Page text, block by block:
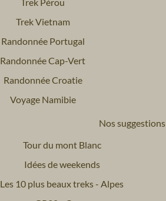
Trek Vietnam
Randonnée Portugal
Randonnée Cap-Vert
Randonnée Croatie
Voyage Namibie
Nos suggestions
Tour du mont Blanc
Idées de weekends
Les 10 plus beaux treks - Alpes